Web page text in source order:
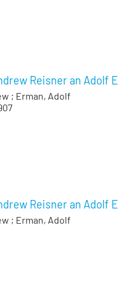
Reisner an Adolf
; Erman, Adolf
Reisner an Adolf
; Erman, Adolf